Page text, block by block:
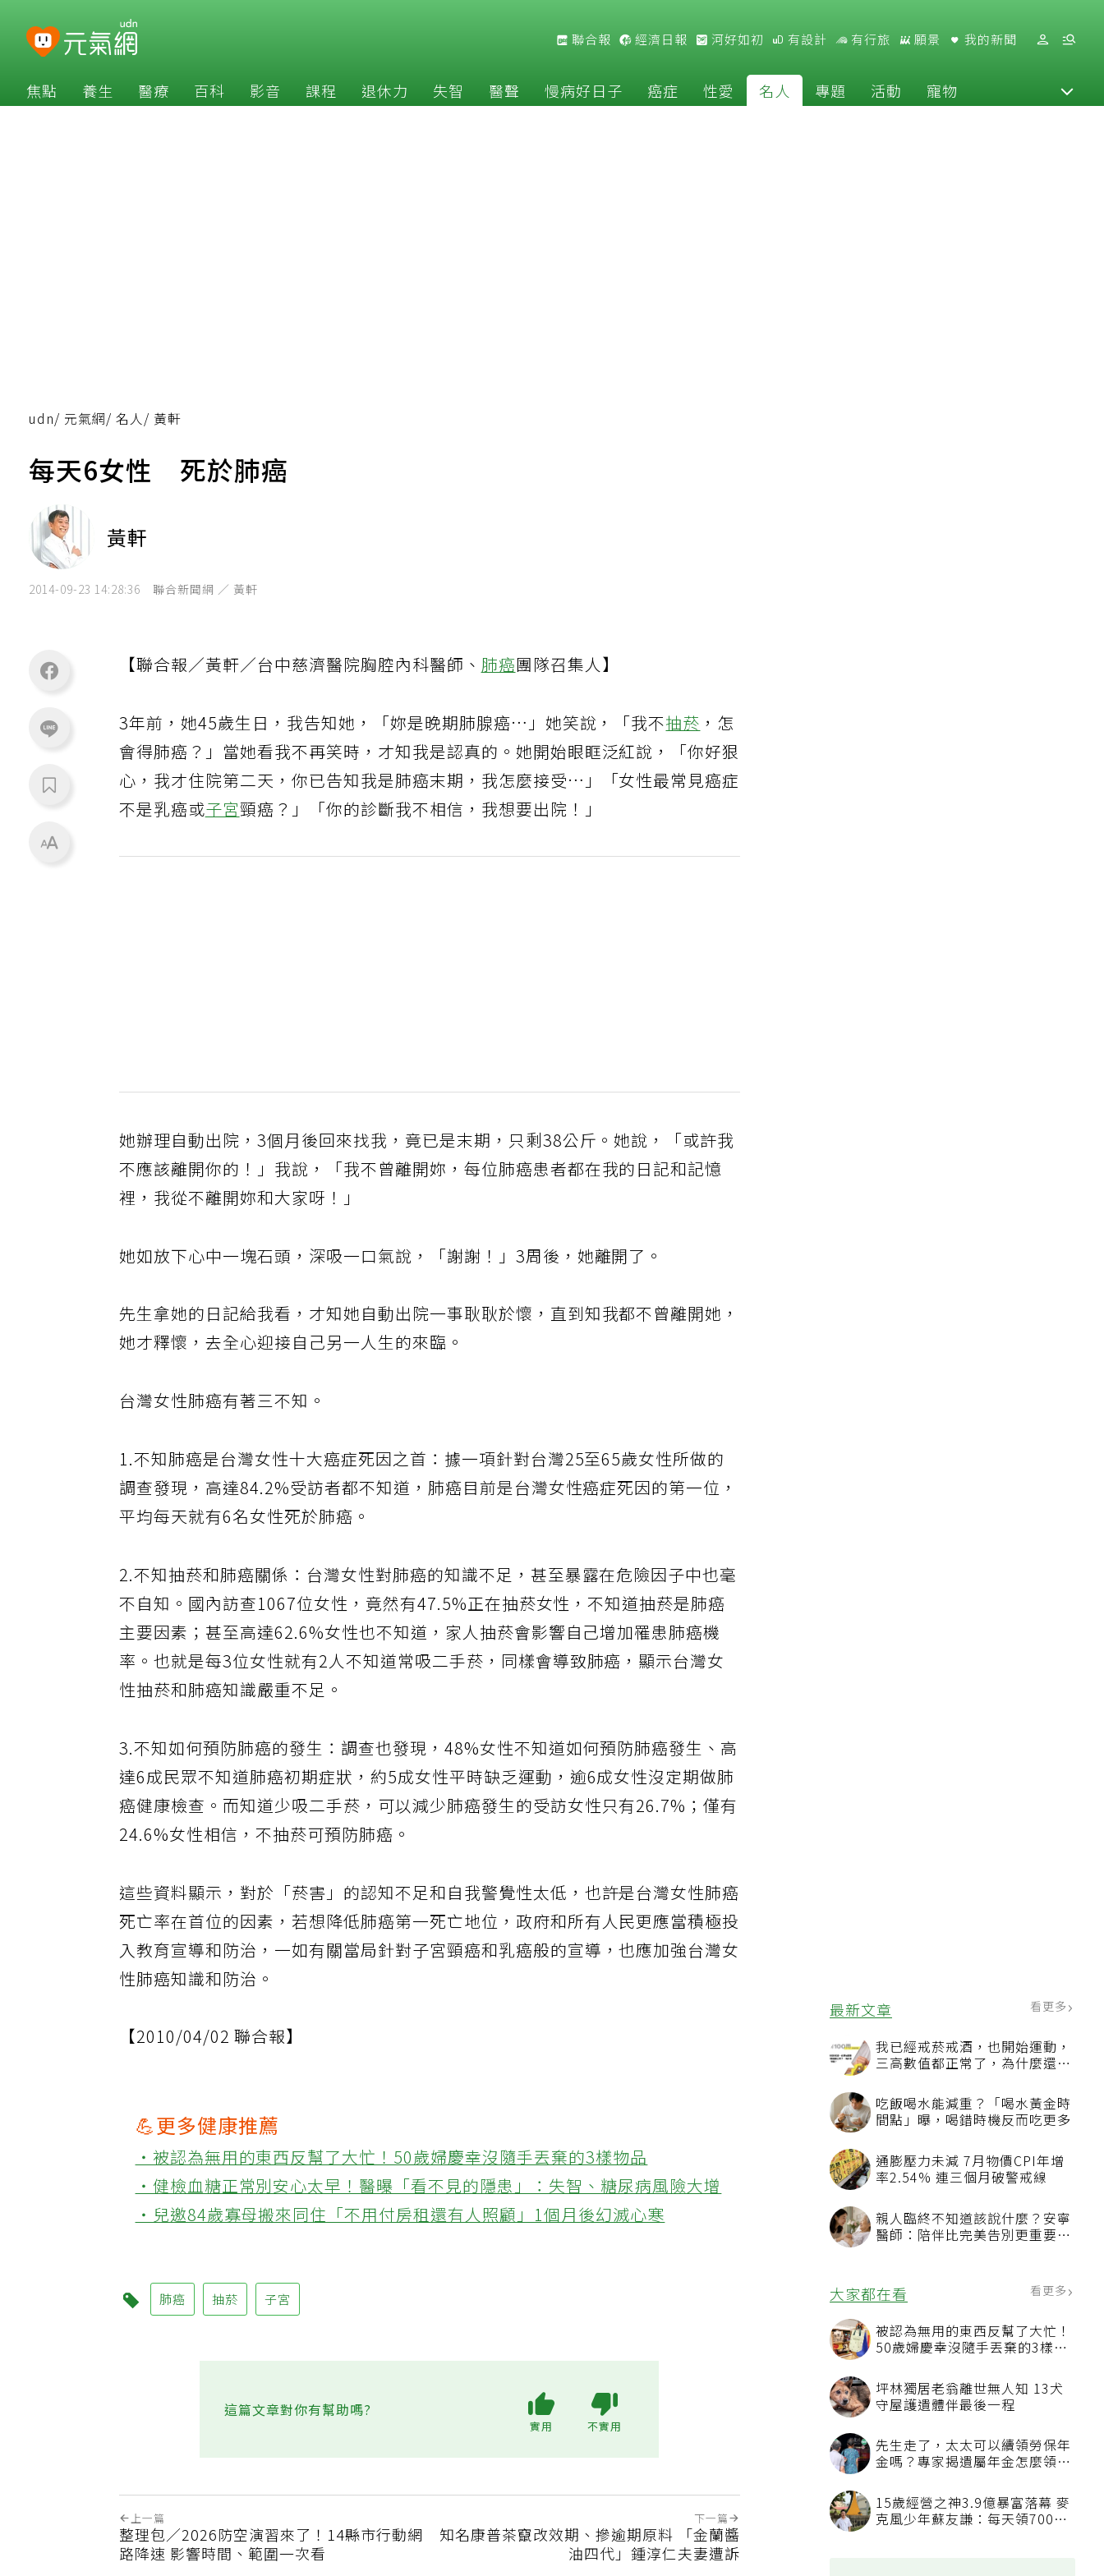
聯合報 經濟日報 河好如初 有設計 有行旅 願景 我的新聞
焦點 養生 醫療 百科 影音 課程 退休力 失智 醫聲 慢病好日子 癌症 性愛 名人 專題 活動 寵物
最新文章 看更多
我已經戒菸戒酒，也開始運動，
三高數值都正常了，為什麼還不
吃飯喝水能減重？「喝水黃金時
間點」曝，喝錯時機反而吃更多
通膨壓力未減 7月物價CPI年增
率2.54% 連三個月破警戒線
親人臨終不知道該說什麼？安寧
醫師：陪伴比完美告別更重要，
大家都在看
被認為無用的東西反幫了大忙！
50歲婦慶幸沒隨手丟棄的3樣物
坪林獨居老翁離世無人知 13犬
守屋護遺體伴最後一程
先生走了，太太可以續領勞保年
金嗎？專家揭遺屬年金怎麼領，
15歲經營之神3.9億暴富落幕 麥
克風少年蘇友謙：每天領700元
udn/ 元氣網/ 名人/ 黃軒
每天6女性 死於肺癌
黃軒
2014-09-23 14:28:36 聯合新聞網 ／ 黃軒
【聯合報／黃軒／台中慈濟醫院胸腔內科醫師、肺癌團隊召集人】
3年前，她45歲生日，我告知她，「妳是晚期肺腺癌…」她笑說，「我不抽菸 ，怎
會得肺癌？」當她看我不再笑時，才知我是認真的。她開始眼眶泛紅說，「你好狠
心，我才住院第二天，你已告知我是肺癌末期，我怎麼接受…」「女性最常見癌症
不是乳癌或子宮頸癌？」「你的診斷我不相信，我想要出院！」
她辦理自動出院，3個月後回來找我，竟已是末期，只剩38公斤。她說，「或許我
不應該離開你的！」我說，「我不曾離開妳，每位肺癌患者都在我的日記和記憶
裡，我從不離開妳和大家呀！」
她如放下心中一塊石頭，深吸一口氣說，「謝謝！」3周後，她離開了。
先生拿她的日記給我看，才知她自動出院一事耿耿於懷，直到知我都不曾離開她，
她才釋懷，去全心迎接自己另一人生的來臨。
台灣女性肺癌有著三不知。
1.不知肺癌是台灣女性十大癌症死因之首：據一項針對台灣25至65歲女性所做的
調查發現，高達84.2%受訪者都不知道，肺癌目前是台灣女性癌症死因的第一位，
平均每天就有6名女性死於肺癌。
2.不知抽菸和肺癌關係：台灣女性對肺癌的知識不足，甚至暴露在危險因子中也毫
不自知。國內訪查1067位女性，竟然有47.5%正在抽菸女性，不知道抽菸是肺癌
主要因素；甚至高達62.6%女性也不知道，家人抽菸會影響自己增加罹患肺癌機
率。也就是每3位女性就有2人不知道常吸二手菸，同樣會導致肺癌，顯示台灣女
性抽菸和肺癌知識嚴重不足。
3.不知如何預防肺癌的發生：調查也發現，48%女性不知道如何預防肺癌發生、高
達6成民眾不知道肺癌初期症狀，約5成女性平時缺乏運動，逾6成女性沒定期做肺
癌健康檢查。而知道少吸二手菸，可以減少肺癌發生的受訪女性只有26.7%；僅有
24.6%女性相信，不抽菸可預防肺癌。
這些資料顯示，對於「菸害」的認知不足和自我警覺性太低，也許是台灣女性肺癌
死亡率在首位的因素，若想降低肺癌第一死亡地位，政府和所有人民更應當積極投
入教育宣導和防治，一如有關當局針對子宮頸癌和乳癌般的宣導，也應加強台灣女
性肺癌知識和防治。
【2010/04/02 聯合報】
💪更多健康推薦
‧被認為無用的東西反幫了大忙！50歲婦慶幸沒隨手丟棄的3樣物品
‧健檢血糖正常別安心太早！醫曝「看不見的隱患」：失智、糖尿病風險大增
‧兒邀84歲寡母搬來同住「不用付房租還有人照顧」1個月後幻滅心寒
肺癌 抽菸 子宮
這篇文章對你有幫助嗎?
上一篇
整理包／2026防空演習來了！14縣市行動網
路降速 影響時間、範圍一次看
下一篇
知名康普茶竄改效期、摻逾期原料 「金蘭醬
油四代」鍾淳仁夫妻遭訴